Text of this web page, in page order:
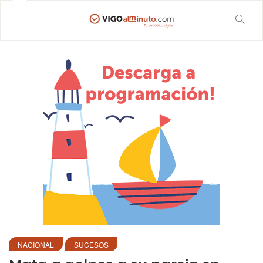
NACIONAL SUCESOS